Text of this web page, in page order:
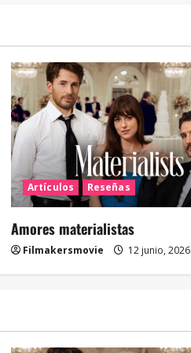
Artículos Reseñas
Amores materialistas
Filmakersmovie 12 junio, 2026